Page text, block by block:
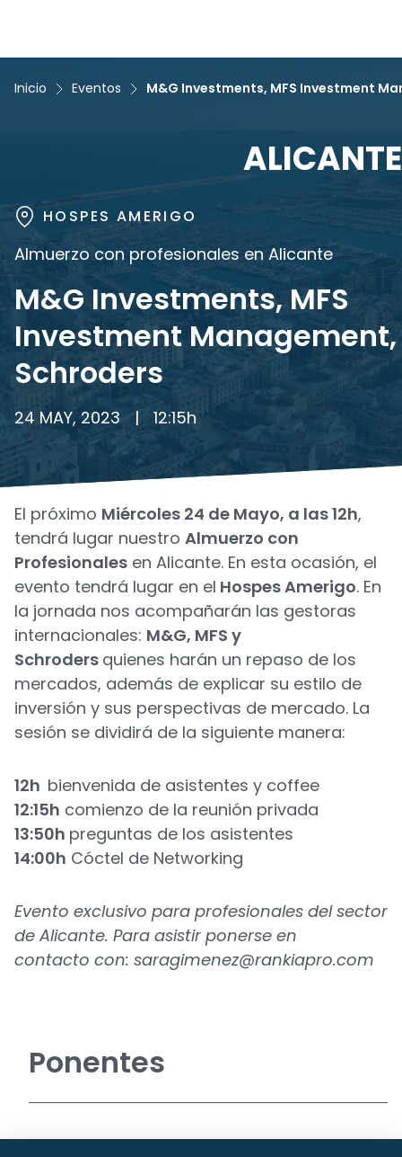
Inicio Eventos M&G Investments, MFS Investment
ALICANTE
HOSPES AMERIGO
Almuerzo con profesionales en Alicante
M&G Investments, MFS
Investment Management,
Schroders
24 MAY, 2023 | 12:15h
El próximo Miércoles 24 de Mayo, a las 12h,
tendrá lugar nuestro Almuerzo con
Profesionales en Alicante. En esta ocasión, el
evento tendrá lugar en el Hospes Amerigo. En
la jornada nos acompañarán las gestoras
internacionales: M&G, MFS y
Schroders quienes harán un repaso de los
mercados, además de explicar su estilo de
inversión y sus perspectivas de mercado. La
sesión se dividirá de la siguiente manera:
12h bienvenida de asistentes y coffee
12:15h comienzo de la reunión privada
13:50h preguntas de los asistentes
14:00h Cóctel de Networking
Evento exclusivo para profesionales del sector
de Alicante. Para asistir ponerse en
contacto con: saragimenez@rankiapro.com
Ponentes